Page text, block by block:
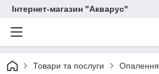
Інтернет-магазин "Акварус"
Товари та послуги Опалення